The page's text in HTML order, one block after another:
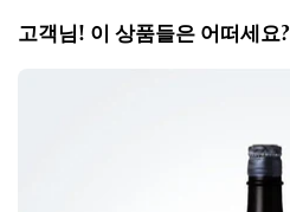
고객님! 이 상품들은 어떠세요?